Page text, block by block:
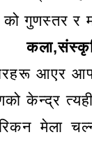
को गुणस्तर र
आएर
केन्द्र त्यही
मेला